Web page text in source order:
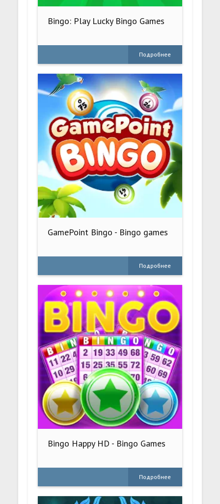
Bingo: Play Lucky Bingo Games
Подробнее
GamePoint Bingo - Bingo games
Подробнее
Bingo Happy HD - Bingo Games
Подробнее